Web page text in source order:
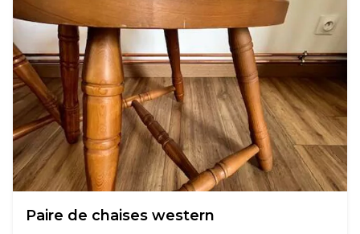
Paire de chaises western